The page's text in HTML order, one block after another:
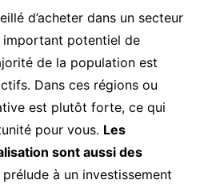
d’acheter dans un secteur
important potentiel de
de la population est
Dans ces régions ou
est plutôt forte, ce qui
pour vous. Les
sont aussi des
prélude à un investissement